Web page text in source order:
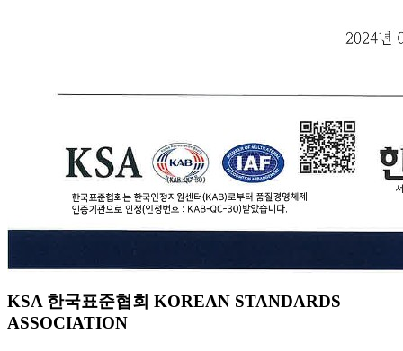
KSA 한국표준협회 KOREAN STANDARDS
ASSOCIATION